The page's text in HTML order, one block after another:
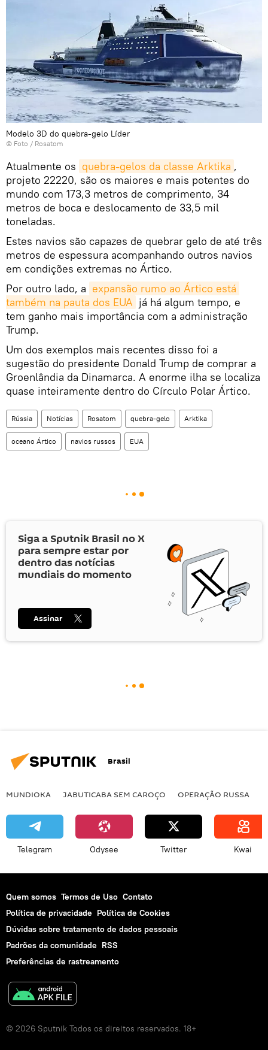
Modelo 3D do quebra-gelo Líder
© Foto / Rosatom
Atualmente os quebra-gelos da classe Arktika ,
projeto 22220, são os maiores e mais potentes do
mundo com 173,3 metros de comprimento, 34
metros de boca e deslocamento de 33,5 mil
toneladas.
Estes navios são capazes de quebrar gelo de até três
metros de espessura acompanhando outros navios
em condições extremas no Ártico.
Por outro lado, a expansão rumo ao Ártico está
também na pauta dos EUA já há algum tempo, e
tem ganho mais importância com a administração
Trump.
Um dos exemplos mais recentes disso foi a
sugestão do presidente Donald Trump de comprar a
Groenlândia da Dinamarca. A enorme ilha se localiza
quase inteiramente dentro do Círculo Polar Ártico.
Rússia Notícias Rosatom quebra-gelo Arktika
oceano Ártico navios russos EUA
Siga a Sputnik Brasil noX
para sempre estar por
dentro das notícias
mundiais do momento
Assinar
Brasil
MUNDIOKA JABUTICABA SEM CAROÇO OPERAÇÃO RUSSA
Telegram Odysee Twitter Kwai
Quem somos Termos de Uso Contato
Política de privacidade Política de Cookies
Dúvidas sobre tratamento de dados pessoais
Padrões da comunidade RSS
Preferências de rastreamento
© 2026 Sputnik Todos os direitos reservados. 18+